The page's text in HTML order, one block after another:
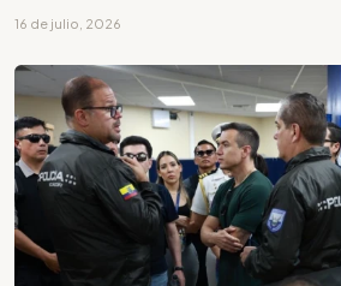
16 de julio, 2026